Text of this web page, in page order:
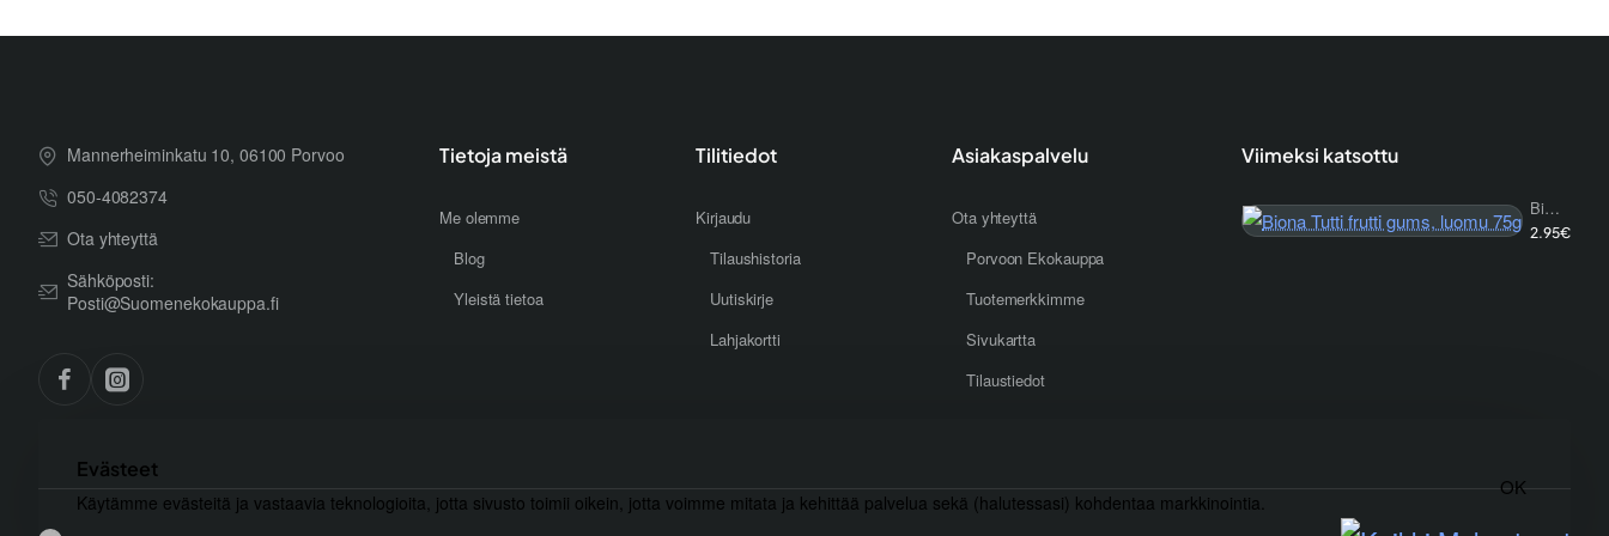
Evästeet
Käytämme evästeitä ja vastaavia teknologioita, jotta sivusto toimii oikein, jotta voimme mitata ja kehittää palvelua sekä (halutessasi) kohdentaa markkinointia.
OK
Mannerheiminkatu 10, 06100 Porvoo
050-4082374
Ota yhteyttä
Sähköposti:
Posti@Suomenekokauppa.fi
Tietoja meistä
Me olemme
Blog
Yleistä tietoa
Tilitiedot
Kirjaudu
Tilaushistoria
Uutiskirje
Lahjakortti
Asiakaspalvelu
Ota yhteyttä
Porvoon Ekokauppa
Tuotemerkkimme
Sivukartta
Tilaustiedot
Viimeksi katsottu
Biona Tutti frutti gums, luomu 75g
2.95€